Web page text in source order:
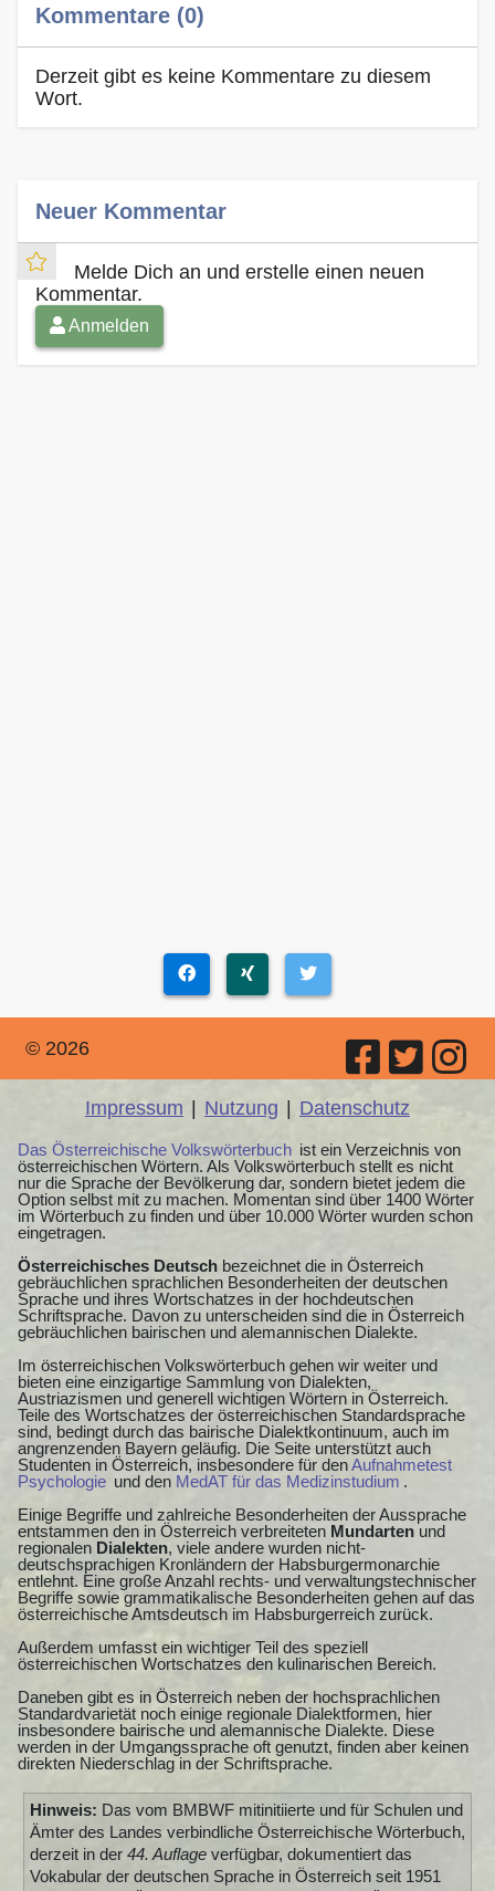
Kommentare (0)
Derzeit gibt es keine Kommentare zu diesem
Wort.
Neuer Kommentar
Melde Dich an und erstelle einen neuen
Kommentar.
Anmelden
© 2026
Impressum | Nutzung | Datenschutz
Das Österreichische Volkswörterbuch ist ein Verzeichnis von
österreichischen Wörtern. Als Volkswörterbuch stellt es nicht
nur die Sprache der Bevölkerung dar, sondern bietet jedem die
Option selbst mit zu machen. Momentan sind über 1400 Wörter
im Wörterbuch zu finden und über 10.000 Wörter wurden schon
eingetragen.
Österreichisches Deutsch bezeichnet die in Österreich
gebräuchlichen sprachlichen Besonderheiten der deutschen
Sprache und ihres Wortschatzes in der hochdeutschen
Schriftsprache. Davon zu unterscheiden sind die in Österreich
gebräuchlichen bairischen und alemannischen Dialekte.
Im österreichischen Volkswörterbuch gehen wir weiter und
bieten eine einzigartige Sammlung von Dialekten,
Austriazismen und generell wichtigen Wörtern in Österreich.
Teile des Wortschatzes der österreichischen Standardsprache
sind, bedingt durch das bairische Dialektkontinuum, auch im
angrenzenden Bayern geläufig. Die Seite unterstützt auch
Studenten in Österreich, insbesondere für denAufnahmetest
Psychologie und den MedAT für das Medizinstudium .
Einige Begriffe und zahlreiche Besonderheiten der Aussprache
entstammen den in Österreich verbreiteten Mundarten und
regionalen Dialekten, viele andere wurden nicht-
deutschsprachigen Kronländern der Habsburgermonarchie
entlehnt. Eine große Anzahl rechts- und verwaltungstechnischer
Begriffe sowie grammatikalische Besonderheiten gehen auf das
österreichische Amtsdeutsch im Habsburgerreich zurück.
Außerdem umfasst ein wichtiger Teil des speziell
österreichischen Wortschatzes den kulinarischen Bereich.
Daneben gibt es in Österreich neben der hochsprachlichen
Standardvarietät noch einige regionale Dialektformen, hier
insbesondere bairische und alemannische Dialekte. Diese
werden in der Umgangssprache oft genutzt, finden aber keinen
direkten Niederschlag in der Schriftsprache.
Hinweis: Das vom BMBWF mitinitiierte und für Schulen und
Ämter des Landes verbindliche Österreichische Wörterbuch,
derzeit in der 44. Auflageverfügbar, dokumentiert das
Vokabular der deutschen Sprache in Österreich seit 1951